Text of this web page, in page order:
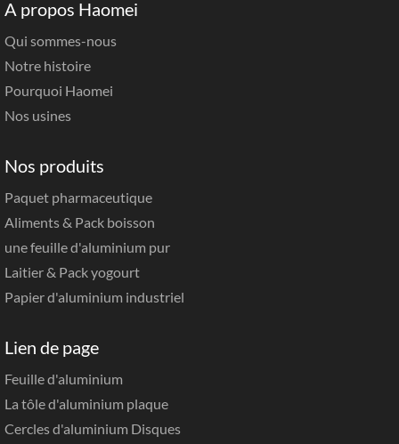
A propos Haomei
Qui sommes-nous
Notre histoire
Pourquoi Haomei
Nos usines
Nos produits
Paquet pharmaceutique
Aliments & Pack boisson
une feuille d'aluminium pur
Laitier & Pack yogourt
Papier d'aluminium industriel
Lien de page
Feuille d'aluminium
La tôle d'aluminium plaque
Cercles d'aluminium Disques